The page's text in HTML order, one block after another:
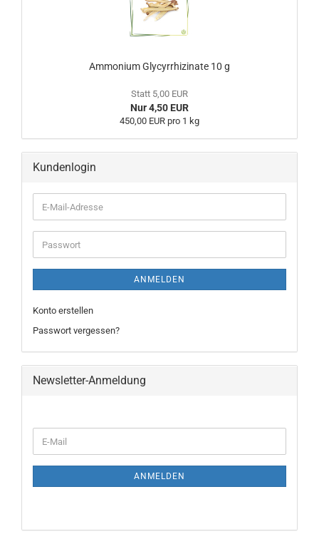
Ammonium Glycyrrhizinate 10 g
Statt 5,00 EUR
Nur 4,50 EUR
450,00 EUR pro 1 kg
Kundenlogin
ANMELDEN
Konto erstellen
Passwort vergessen?
Newsletter-Anmeldung
ANMELDEN